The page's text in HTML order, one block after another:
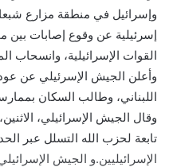
وإسرائيل في منطقة مزارع
إسرئيلية عن وقوع إصابات بين
القوات الإسرائيلية، وانسحاب
وأعلن الجيش الإسرئيلي عن
اللبناني، وطالب السكان
وقال الجيش الإسرائيلي،
تابعة لحزب الله التسلل عبر
الإسرائيليين.و الجيش